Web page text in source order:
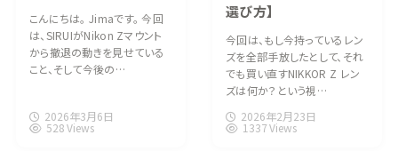
こんにちは。 Jimaです。 今回
は、SIRUIがNikon Zマウント
から撤退の動きを見せている
こと、そして今後の…
2026年3月6日
528 Views
選び方】
今回は、もし今持っているレン
ズを全部手放したとして、それ
でも買い直すNIKKOR Z レン
ズは何か？という視…
2026年2月23日
1337 Views